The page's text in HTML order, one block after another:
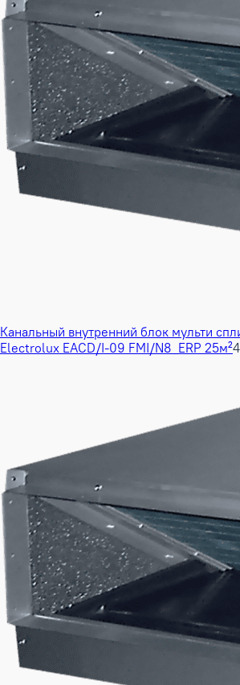
Канальный внутренний блок мульти
Electrolux EACD/I-09 FMI/N8_ERP 25м²